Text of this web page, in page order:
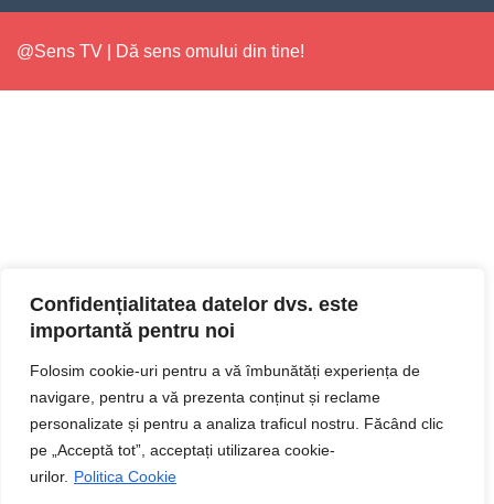
Confidențialitatea datelor dvs. este
importantă pentru noi
Folosim cookie-uri pentru a vă îmbunătăți experiența de
navigare, pentru a vă prezenta conținut și reclame
personalizate și pentru a analiza traficul nostru. Făcând clic
pe „Acceptă tot”, acceptați utilizarea cookie-
urilor. Politica Cookie
@Sens TV | Dă sens omului din tine!